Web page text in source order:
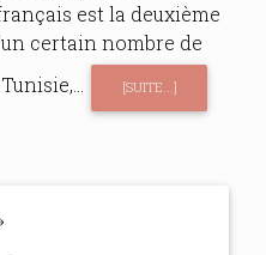
est la deuxième
certain nombre de
[SUITE...]